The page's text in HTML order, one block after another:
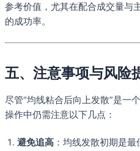
参考价值，尤其在配合成交量与
的成功率。
五、注意事项与风险
尽管“均线粘合后向上发散”是一
操作中仍需注意以下几点：
避免追高 ：均线发散初期是